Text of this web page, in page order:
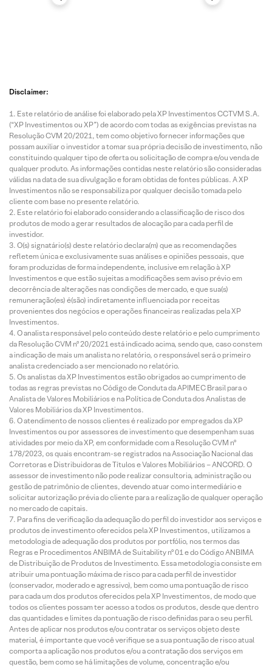
Disclaimer:
Este relatório de análise foi elaborado pela XP Investimentos CCTVM S.A.
(“XP Investimentos ou XP”) de acordo com todas as exigências previstas na
Resolução CVM 20/2021, tem como objetivo fornecer informações que
possam auxiliar o investidor a tomar sua própria decisão de investimento, não
constituindo qualquer tipo de oferta ou solicitação de compra e/ou venda de
qualquer produto. As informações contidas neste relatório são consideradas
válidas na data de sua divulgação e foram obtidas de fontes públicas. A XP
Investimentos não se responsabiliza por qualquer decisão tomada pelo
cliente com base no presente relatório.
Este relatório foi elaborado considerando a classificação de risco dos
produtos de modo a gerar resultados de alocação para cada perfil de
investidor.
O(s) signatário(s) deste relatório declara(m) que as recomendações
refletem única e exclusivamente suas análises e opiniões pessoais, que
foram produzidas de forma independente, inclusive em relação à XP
Investimentos e que estão sujeitas a modificações sem aviso prévio em
decorrência de alterações nas condições de mercado, e que sua(s)
remuneração(es) é(são) indiretamente influenciada por receitas
provenientes dos negócios e operações financeiras realizadas pela XP
Investimentos.
O analista responsável pelo conteúdo deste relatório e pelo cumprimento
da Resolução CVM nº 20/2021 está indicado acima, sendo que, caso constem
a indicação de mais um analista no relatório, o responsável será o primeiro
analista credenciado a ser mencionado no relatório.
Os analistas da XP Investimentos estão obrigados ao cumprimento de
todas as regras previstas no Código de Conduta da APIMEC Brasil para o
Analista de Valores Mobiliários e na Política de Conduta dos Analistas de
Valores Mobiliários da XP Investimentos.
O atendimento de nossos clientes é realizado por empregados da XP
Investimentos ou por assessores de investimento que desempenham suas
atividades por meio da XP, em conformidade com a Resolução CVM nº
178/2023, os quais encontram-se registrados na Associação Nacional das
Corretoras e Distribuidoras de Títulos e Valores Mobiliários – ANCORD. O
assessor de investimento não pode realizar consultoria, administração ou
gestão de patrimônio de clientes, devendo atuar como intermediário e
solicitar autorização prévia do cliente para a realização de qualquer operação
no mercado de capitais.
Para fins de verificação da adequação do perfil do investidor aos serviços e
produtos de investimento oferecidos pela XP Investimentos, utilizamos a
metodologia de adequação dos produtos por portfólio, nos termos das
Regras e Procedimentos ANBIMA de Suitability nº 01 e do Código ANBIMA
de Distribuição de Produtos de Investimento. Essa metodologia consiste em
atribuir uma pontuação máxima de risco para cada perfil de investidor
(conservador, moderado e agressivo), bem como uma pontuação de risco
para cada um dos produtos oferecidos pela XP Investimentos, de modo que
todos os clientes possam ter acesso a todos os produtos, desde que dentro
das quantidades e limites da pontuação de risco definidas para o seu perfil.
Antes de aplicar nos produtos e/ou contratar os serviços objeto deste
material, é importante que você verifique se a sua pontuação de risco atual
comporta a aplicação nos produtos e/ou a contratação dos serviços em
questão, bem como se há limitações de volume, concentração e/ou